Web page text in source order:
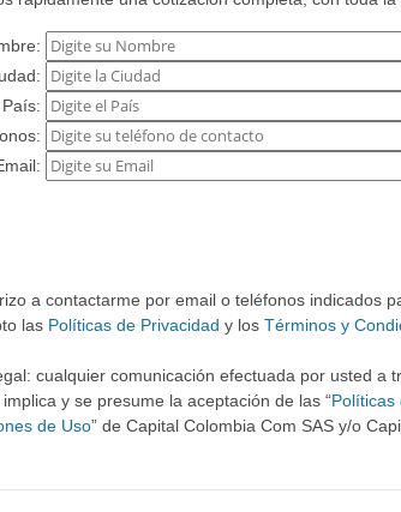
País:
a contactarme por email o teléfonos indicados
las Políticas de Privacidad y los Términos y
cualquier comunicación efectuada por usted
y se presume la aceptación de las “Políticas
de Uso” de Capital Colombia Com SAS y/o